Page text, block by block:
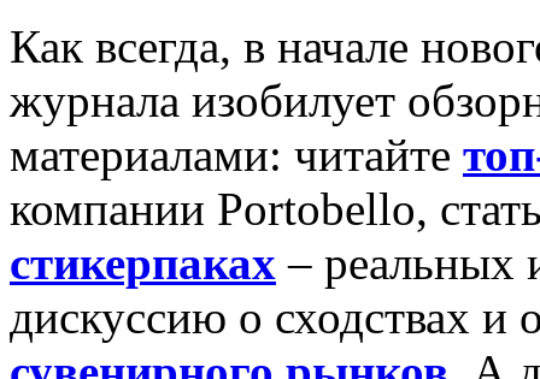
Как всегда, в начале
журнала изобилует
материалами: читайте
компании Portobello,
стикерпаках – реальных
дискуссию о сходствах и